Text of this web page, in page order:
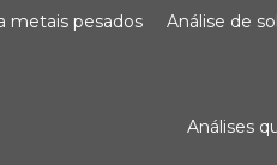
metais pesados análise de
análises